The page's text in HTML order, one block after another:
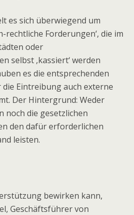
es sich überwiegend um
rechtliche Forderungen‘, die im
oder
selbst ‚kassiert‘ werden
es die entsprechenden
die Eintreibung auch externe
Der Hintergrund: Weder
noch die gesetzlichen
den dafür erforderlichen
leisten.
bewirken kann,
Geschäftsführer von